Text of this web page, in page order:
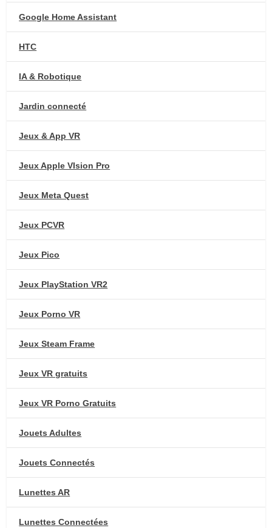
Google Home Assistant
HTC
IA & Robotique
Jardin connecté
Jeux & App VR
Jeux Apple VIsion Pro
Jeux Meta Quest
Jeux PCVR
Jeux Pico
Jeux PlayStation VR2
Jeux Porno VR
Jeux Steam Frame
Jeux VR gratuits
Jeux VR Porno Gratuits
Jouets Adultes
Jouets Connectés
Lunettes AR
Lunettes Connectées